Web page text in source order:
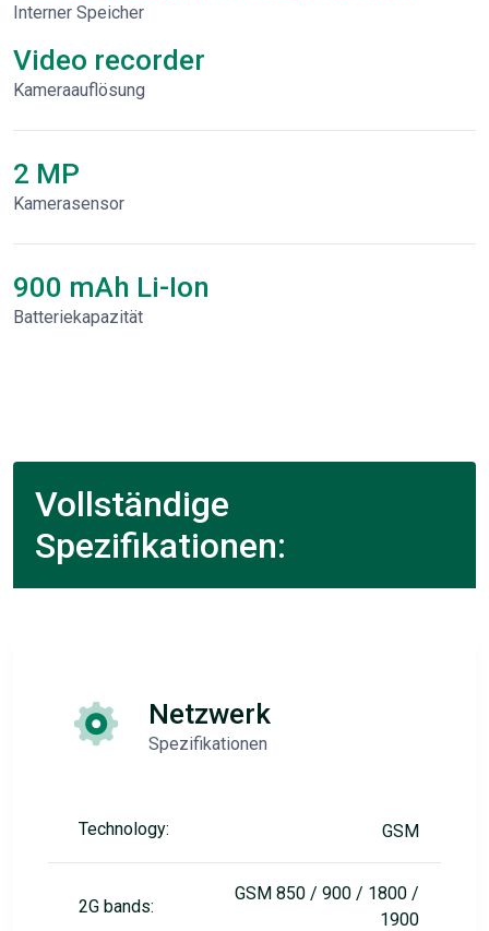
Interner Speicher
Video recorder
Kameraauflösung
2 MP
Kamerasensor
900 mAh Li-Ion
Batteriekapazität
Vollständige
Spezifikationen:
Netzwerk
Spezifikationen
Technology: GSM
2G bands:
GSM 850 / 900 / 1800 /
1900